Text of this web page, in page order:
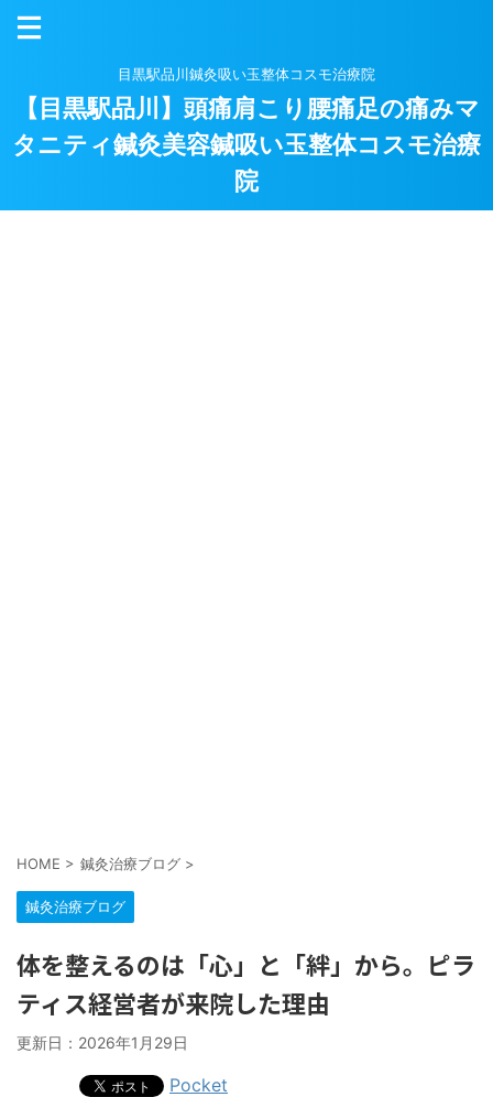
目黒駅品川鍼灸吸い玉整体コスモ治療院
【目黒駅品川】頭痛肩こり腰痛足の痛みマ
タニティ鍼灸美容鍼吸い玉整体コスモ治療
院
HOME > 鍼灸治療ブログ >
鍼灸治療ブログ
体を整えるのは「心」と「絆」から。ピラ
ティス経営者が来院した理由
更新日： 2026年1月29日
Pocket